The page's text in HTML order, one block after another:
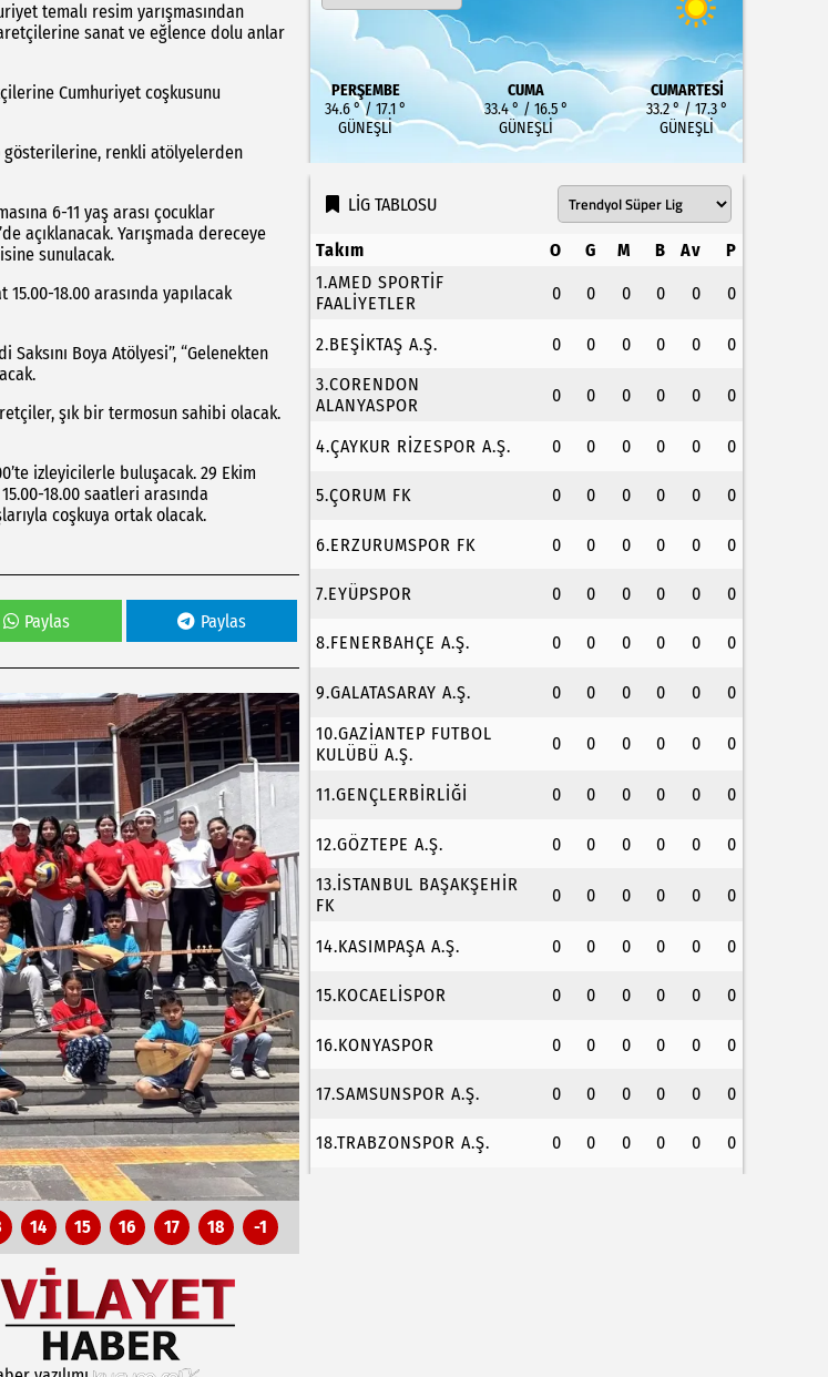
temalı resim yarışmasından
sanat ve eğlence dolu anlar
Cumhuriyet coşkusunu
gösterilerine, renkli atölyelerden
6-11 yaş arası çocuklar
açıklanacak. Yarışmada dereceye
sunulacak.
18.00 arasında yapılacak
Boya Atölyesi”, “Gelenekten
şık bir termosun sahibi olacak.
izleyicilerle buluşacak. 29 Ekim
18.00 saatleri arasında
coşkuya ortak olacak.
Paylas Paylas
Bilecik'te Vali Sözer'den coğrafi işaretli Kamber
14 15 16 17 18 -1
PERŞEMBE
34.6 ° / 17.1 °
GÜNEŞLI
CUMA
33.4 ° / 16.5 °
GÜNEŞLI
CUMARTESI
33.2 ° / 17.3 °
GÜNEŞLI
LİG TABLOSU
Takım O G M B Av
P
1.AMED SPORTİF
FAALİYETLER
0 0 0 0 0 0
2.BEŞİKTAŞ A.Ş. 0 0 0 0 0
0
3.CORENDON
ALANYASPOR
0 0 0 0 0 0
4.ÇAYKUR RİZESPOR A.Ş. 0 0 0 0 0 0
5.ÇORUM FK 0 0 0 0 0 0
6.ERZURUMSPOR FK 0 0 0 0 0 0
7.EYÜPSPOR 0 0 0 0 0 0
8.FENERBAHÇE A.Ş. 0 0 0 0 0 0
9.GALATASARAY A.Ş. 0 0 0 0 0
0
10.GAZİANTEP FUTBOL
KULÜBÜ A.Ş.
0 0 0 0 0 0
11.GENÇLERBİRLİĞİ 0 0 0 0 0 0
12.GÖZTEPE A.Ş. 0 0 0 0 0
0
13.İSTANBUL BAŞAKŞEHİR
FK
0 0 0 0 0 0
14.KASIMPAŞA A.Ş. 0 0 0 0 0 0
15.KOCAELİSPOR 0 0 0 0 0 0
16.KONYASPOR 0 0 0 0 0 0
17.SAMSUNSPOR A.Ş. 0 0 0 0 0 0
18.TRABZONSPOR A.Ş. 0 0 0 0 0 0